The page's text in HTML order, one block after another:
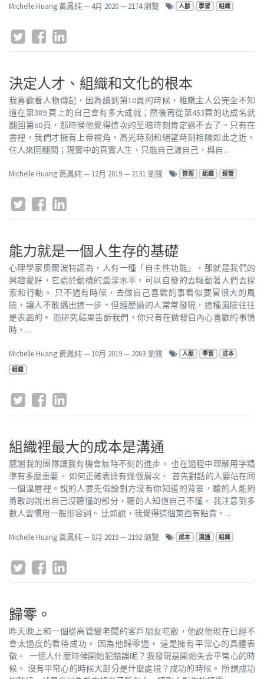
Michelle Huang 黃鳳純— 4月 2020— 2174 瀏覽 人脈 學習 組織
決定人才、組織和文化的根本
我喜歡看人物傳記，因為讀到第10頁的時候，稚嫩主人公完全不知
道在第389 頁上的自己會有多大成就；然後再從第453頁的功成名就
翻回第60頁，那時候他覺得這次的至暗時刻肯定過不去了。只有在
書裡，我們才擁有上帝視角，高光時刻和絕望時刻相隔如此之近，
任人來回翻閱；現實中的真實人生，只能自己渡自己，與自...
Michelle Huang 黃鳳純— 12月 2019— 2131 瀏覽 管理 組織 經營
能力就是一個人生存的基礎
心理學家奧爾波特認為，人有一種「自主性功能」，那就是我們的
興趣愛好，它處於動機的最深水平，可以自發的去驅動著人們去探
索和行動。 只不過有時候，去做自己喜歡的事看似要冒很大的風
險，讓人不敢邁出這一步。但經歷過的人常常發現，這種風險往往
是表面的。 而研究結果告訴我們，你只有在做發自內心喜歡的事情
時，...
Michelle Huang 黃鳳純— 10月 2019— 2003 瀏覽 人脈 學習 成本
組織
組織裡最大的成本是溝通
感謝我的團隊讓我有機會無時不刻的進步。 也在過程中理解用字精
準有多麼重要。 如何正確表達有幾個層次。 首先對話的人要站在同
一個溫層裡。說的人要先假設對方沒有你知道的背景，聽的人能夠
勇敢的說出自己沒聽懂的部分，聽的人知道自己不懂。 我注意到多
數人習慣用一般形容詞。 比如說，我覺得這個東西有點貴。...
Michelle Huang 黃鳳純— 8月 2019— 2192 瀏覽 成本 溝通 組織
歸零。
昨天晚上和一個從高管變老闆的客戶朋友吃飯，他說他現在已經不
會太過度的看待成功。 因為他歸零過。 這是擁有平常心的具體表
徵。 一個人什麼時候開始犯錯誤呢？我發現是開始失去平常心的時
候。 沒有平常心的時候大部分是什麼處境？成功的時候。 所謂成功